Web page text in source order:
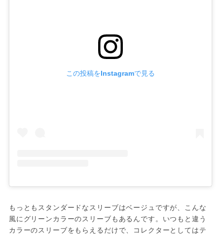
この投稿をInstagramで見る
もっともスタンダードなスリーブはベージュですが、こんな
風にグリーンカラーのスリーブもあるんです。いつもと違う
カラーのスリーブをもらえるだけで、コレクターとしてはテ